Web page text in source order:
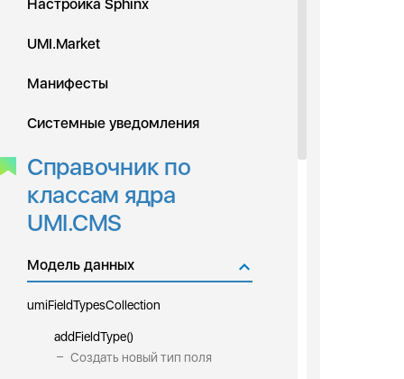
Настройка Sphinx
UMI.Market
Манифесты
Системные уведомления
Справочник по
классам ядра
UMI.CMS
Модель данных
umiFieldTypesCollection
addFieldType()
Создать новый тип поля